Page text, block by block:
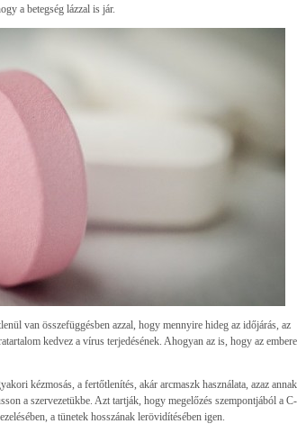
a betegség lázzal is jár.
van összefüggésben azzal, hogy mennyire hideg az időjárás, az
kedvez a vírus terjedésének. Ahogyan az is, hogy az
kézmosás, a fertőtlenítés, akár arcmaszk használata, azaz annak
a szervezetükbe. Azt tartják, hogy megelőzés szempontjából a C-
a tünetek hosszának lerövidítésében igen.